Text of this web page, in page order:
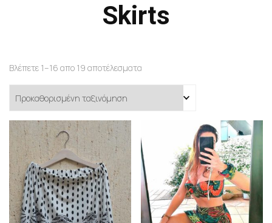
Skirts
Βλέπετε 1–16 απο 19 αποτέλεσματα